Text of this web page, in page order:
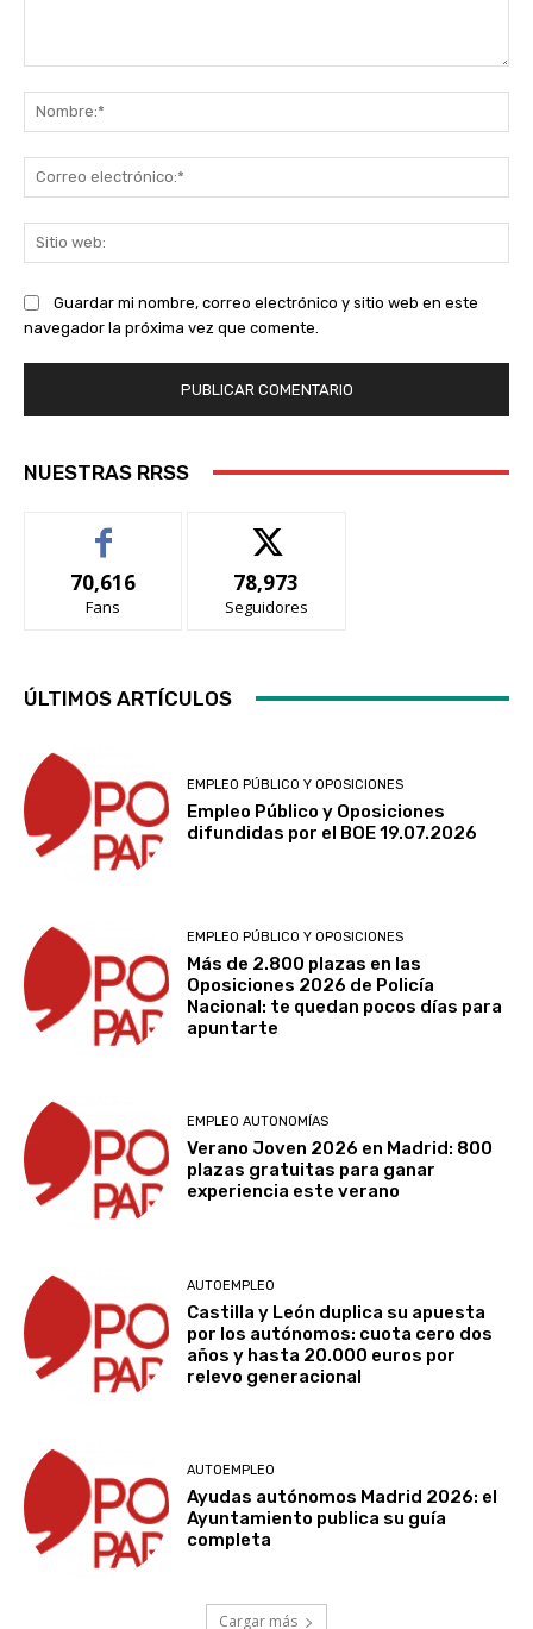
Guardar mi nombre, correo electrónico y sitio web en este
navegador la próxima vez que comente.
NUESTRAS RRSS
70,616
Fans
78,973
Seguidores
ÚLTIMOS ARTÍCULOS
EMPLEO PÚBLICO Y OPOSICIONES
Empleo Público y Oposiciones
difundidas por el BOE 19.07.2026
EMPLEO PÚBLICO Y OPOSICIONES
Más de 2.800 plazas en las
Oposiciones 2026 de Policía
Nacional: te quedan pocos días para
apuntarte
EMPLEO AUTONOMÍAS
Verano Joven 2026 en Madrid: 800
plazas gratuitas para ganar
experiencia este verano
AUTOEMPLEO
Castilla y León duplica su apuesta
por los autónomos: cuota cero dos
años y hasta 20.000 euros por
relevo generacional
AUTOEMPLEO
Ayudas autónomos Madrid 2026: el
Ayuntamiento publica su guía
completa
Cargar más